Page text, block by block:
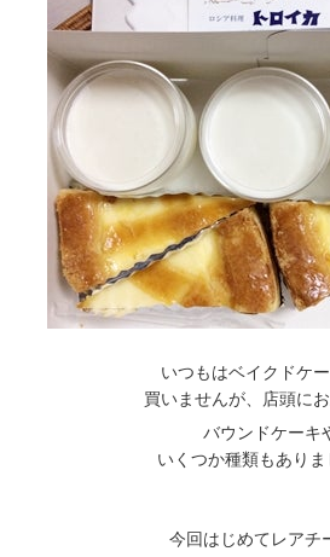
いつもはベイクドケ
買いませんが、店頭に
バウンドケーキ
いくつか種類もありま
今回はじめてレアチ